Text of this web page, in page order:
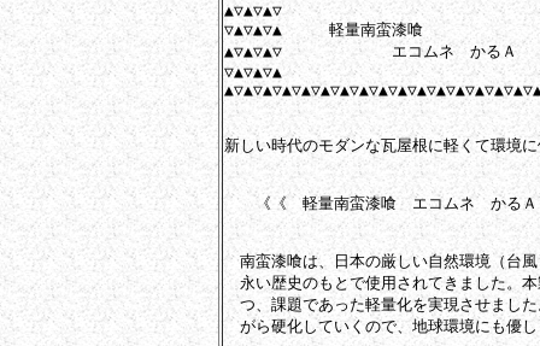
▲▽▲▽▲▽
▽▲▽▲▽▲　　　軽量南蛮漆喰
▲▽▲▽▲▽　　　　　　　エコムネ　かるＡ
▽▲▽▲▽▲
新しい時代のモダンな瓦屋根に軽くて環境
《《　軽量南蛮漆喰　エコムネ　かる
南蛮漆喰は、日本の厳しい自然環境（台
永い歴史のもとで使用されてきました。
つ、課題であった軽量化を実現させまし
がら硬化していくので、地球環境にも優